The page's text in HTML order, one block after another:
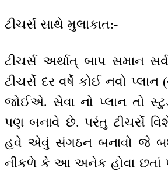
ટીચર્સ સાથે મુલાકાત:-
ટીચર્સ અર્થાત્ બાપ સમાન
ટીચર્સે દર વર્ષે કોઈ નવો પ્લાન
જોઈએ. સેવા નો પ્લાન તો
પણ બનાવે છે. પરંતુ ટીચર્સે
હવે એવું સંગઠન બનાવો જે
નીકળે કે આ અનેક હોવા